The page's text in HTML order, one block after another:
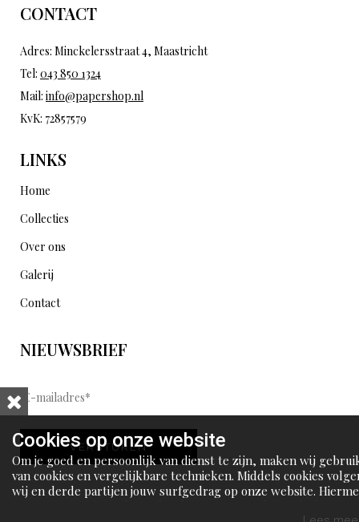
CONTACT
Adres: Minckelersstraat 4, Maastricht
Tel: 043 850 1324
Mail: info@papershop.nl
KvK: 72857579
LINKS
Home
Collecties
Over ons
Galerij
Contact
NIEUWSBRIEF
E
-
m
a
i
l
VERSTUREN
Cookies op onze website
Om je goed en persoonlijk van dienst te zijn, maken wij
van cookies en vergelijkbare technieken. Middels cookies
wij en derde partijen jouw surfgedrag op onze website.